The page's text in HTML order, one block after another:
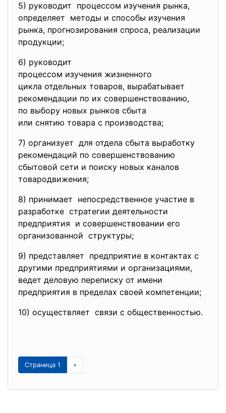
5) руководит процессом изучения рынка,
определяет методы и способы изучения
рынка, прогнозирования спроса, реализации
продукции;
6) руководит
процессом изучения жизненного
цикла отдельных товаров, вырабатывает
рекомендации по их совершенствованию,
по выбору новых рынков сбыта
или снятию товара с производства;
7) организует для отдела сбыта выработку
рекомендаций по совершенствованию
сбытовой сети и поиску новых каналов
товародвижения;
8) принимает непосредственное участие в
разработке стратегии деятельности
предприятия и совершенствовании его
организованной структуры;
9) представляет предприятие в контактах с
другими предприятиями и организациями,
ведет деловую переписку от имени
предприятия в пределах своей компетенции;
10) осуществляет связи с общественностью.
Страница 1 »